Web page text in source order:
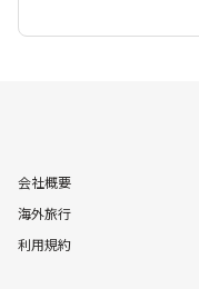
会社概要
海外旅行
利用規約